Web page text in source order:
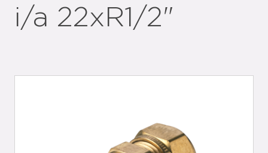
i/a 22xR1/2"